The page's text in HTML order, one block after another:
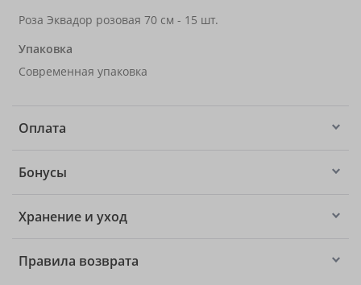
Роза Эквадор розовая 70 см - 15 шт.
Упаковка
Современная упаковка
Оплата
Бонусы
Хранение и уход
Правила возврата